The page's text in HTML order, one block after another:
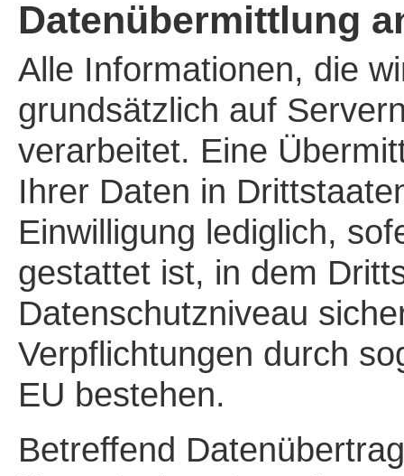
Datenübermittlung
Alle Informationen, die
grundsätzlich auf
verarbeitet. Eine
Ihrer Daten in
Einwilligung lediglich,
gestattet ist, in dem
Datenschutzniveau
Verpflichtungen durch
EU bestehen.
Betreffend